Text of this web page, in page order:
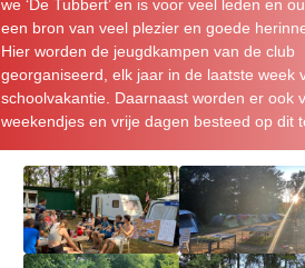
we ‘De Tubbert’ en is voor veel leden en
een bron van veel plezier en goede
Hier worden de jeugdkampen van de club
georganiseerd, elk jaar in de laatste week
schoolvakantie. Daarnaast worden er ook
weekendjes en vrije dagen besteed op dit